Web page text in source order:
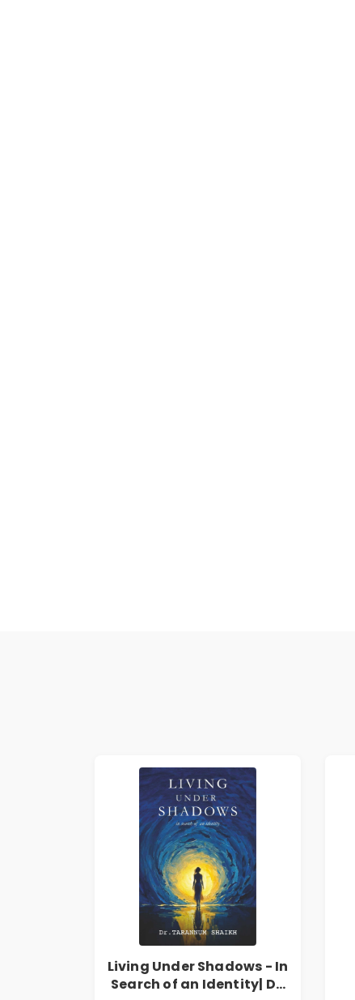
Living Under Shadows - In
Search of an Identity| Dr.